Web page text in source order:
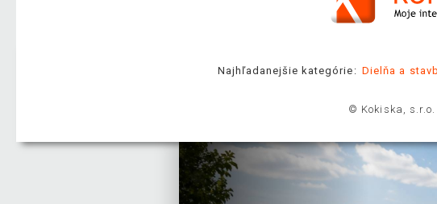
Najhľadanejšie kategórie: Dielňa a
© Kokiska, s.r.o.